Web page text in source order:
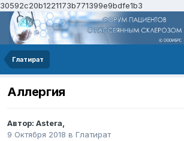
30592c20b1221173b771399e9bdfe1b3
Глатират
Аллергия
Автор: Astera,
9 Октября 2018 в Глатират